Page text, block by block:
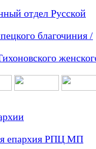
епархия РПЦ МП